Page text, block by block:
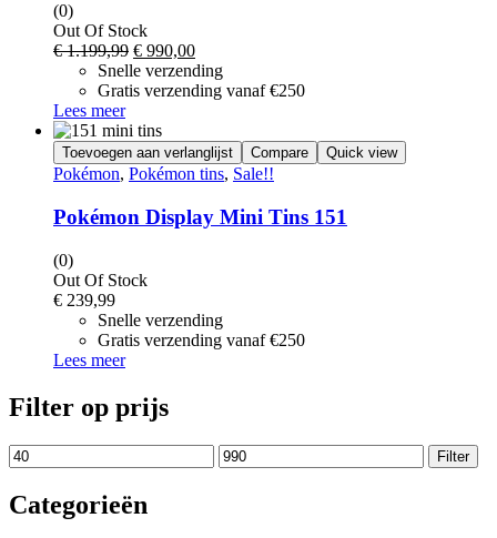
(0)
Out Of Stock
€1.199,99 Oorspronkelijke
prijs
was:
€ 990,00Huidige
prijs
is:
Snelle verzending
Gratis verzending vanaf €250
Lees meer
Toevoegen aan verlanglijst Compare Quick view
Pokémon, Pokémon tins, Sale!!
Pokémon Display Mini Tins 151
(0)
Out Of Stock
€ 239,99
Snelle verzending
Gratis verzending vanaf €250
Lees meer
Filter op prijs
Min.
prijs
Max.
prijs
Filter
Categorieën